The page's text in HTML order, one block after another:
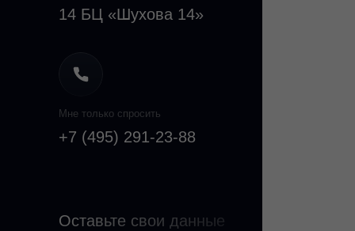
Оставьте свои данные
Мне только спросить
+7 (495) 291-23-88
14 БЦ «Шухова 14»